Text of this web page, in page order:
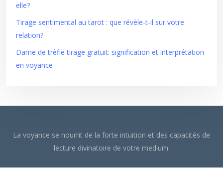
elle?
Tirage sentimental au tarot : que révèle-t-il sur votre
relation?
Dame de trèfle tirage gratuit: signification et interprétation
en voyance
La voyance se nourrit de la forte intuition et des capacités de
lecture divinatoire de votre medium.